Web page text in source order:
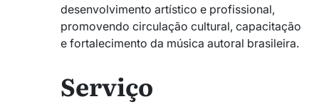
desenvolvimento artístico e profissional,
promovendo circulação cultural, capacitação
e fortalecimento da música autoral brasileira.
Serviço